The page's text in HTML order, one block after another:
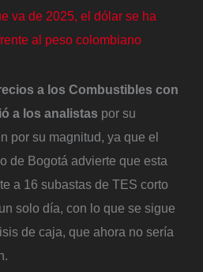
va de 2025, el dólar se ha
al peso colombiano
a los Combustibles con
a los analistas por su
por su magnitud, ya que el
de Bogotá advierte que esta
a 16 subastas de TES corto
solo día, con lo que se sigue
de caja, que ahora no sería